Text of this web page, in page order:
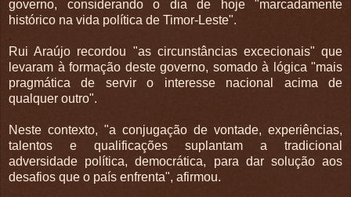
governo, considerando o dia de hoje "marcadamente
histórico na vida política de Timor-Leste".
.
Rui Araújo recordou "as circunstâncias excecionais" que
levaram à formação deste governo, somado à lógica "mais
pragmática de servir o interesse nacional acima de
qualquer outro".
Neste contexto, "a conjugação de vontade, experiências,
talentos e qualificações suplantam a tradicional
adversidade política, democrática, para dar solução aos
desafios que o país enfrenta", afirmou.